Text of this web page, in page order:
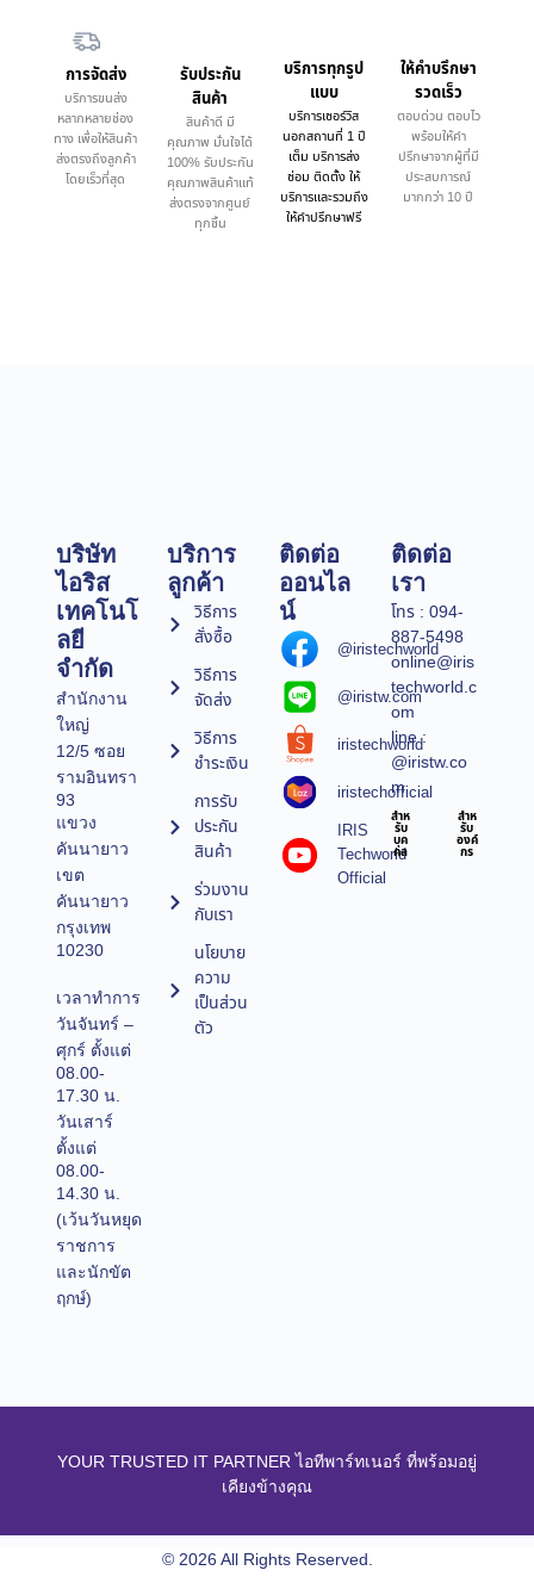
การจัดส่ง
บริการขนส่ง
หลากหลายช่อง
ทาง เพื่อให้สินค้า
ส่งตรงถึงลูกค้า
โดยเร็วที่สุด
รับประกัน
สินค้า
สินค้าดี มี
คุณภาพ มั่นใจได้
100% รับประกัน
คุณภาพสินค้าแท้
ส่งตรงจากศูนย์
ทุกชิ้น
บริการทุกรูป
แบบ
บริการเซอร์วิส
นอกสถานที่ 1 ปี
เต็ม บริการส่ง
ซ่อม ติดตั้ง ให้
บริการและรวมถึง
ให้คำปรึกษาฟรี
ให้คำบรึกษา
รวดเร็ว
ตอบด่วน ตอบไว
พร้อมให้คำ
ปรึกษาจากผู้ที่มี
ประสบการณ์
มากกว่า 10 ปี
บริษัท
ไอริส
เทคโนโ
ลยี
จำกัด
สำนักงาน
ใหญ่
12/5 ซอย
รามอินทรา
93
แขวง
คันนายาว
เขต
คันนายาว
กรุงเทพ
10230
เวลาทำการ
วันจันทร์ –
ศุกร์ ตั้งแต่
08.00-
17.30 น.
วันเสาร์
ตั้งแต่
08.00-
14.30 น.
(เว้นวันหยุด
ราชการ
และนักขัต
ฤกษ์)
บริการ
ลูกค้า
วิธีการ
สั่งซื้อ
วิธีการ
จัดส่ง
วิธีการ
ชำระเงิน
การรับ
ประกัน
สินค้า
ร่วมงาน
กับเรา
นโยบาย
ความ
เป็นส่วน
ตัว
ติดต่อ
ออนไล
น์
@iristechworld
@iristw.com
iristechworld
iristechofficial
IRIS
Techworld
Official
ติดต่อ
เรา
โทร : 094-
887-5498
online@iris
techworld.c
om
line :
@iristw.co
m
สำห
รับ
บุค
คล
สำห
รับ
องค์
กร
YOUR TRUSTED IT PARTNER ไอทีพาร์ทเนอร์ ที่พร้อมอยู่
เคียงข้างคุณ
© 2026 All Rights Reserved.